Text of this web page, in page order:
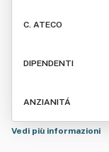
C. ATECO
DIPENDENTI
ANZIANITÁ
Vedi più informazioni